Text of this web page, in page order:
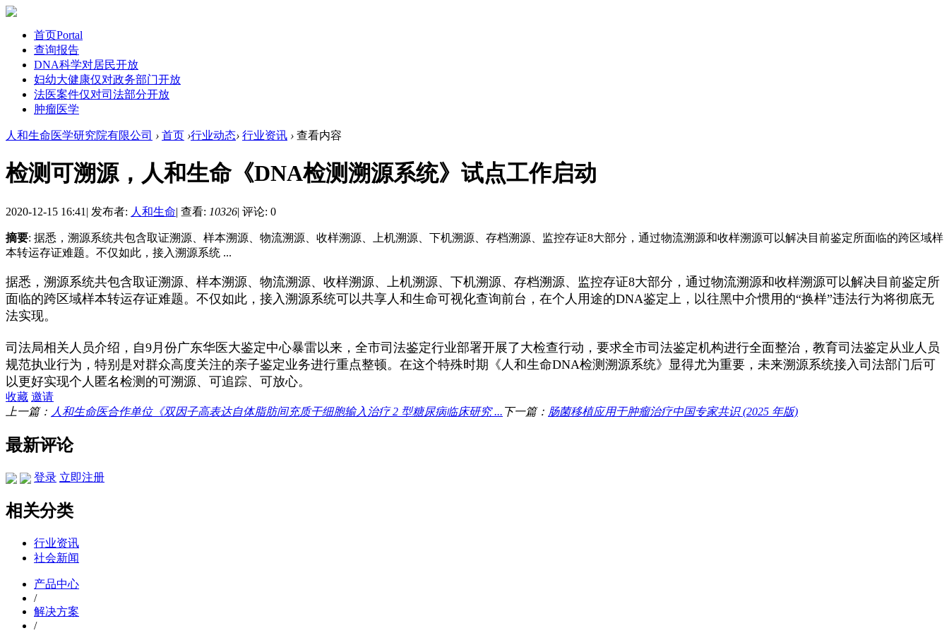
首页Portal
查询报告
DNA科学对居民开放
妇幼大健康仅对政务部门开放
法医案件仅对司法部分开放
肿瘤医学
人和生命医学研究院有限公司 › 首页 ›行业动态› 行业资讯 › 查看内容
检测可溯源，人和生命《DNA检测溯源系统》试点工作启动
2020-12-15 16:41 | 发布者: 人和生命| 查看: 10326| 评论: 0
摘要: 据悉，溯源系统共包含取证溯源、样本溯源、物流溯源、收样溯源、上机溯源、下机溯源、存档溯源、监控存证8大部分，通过物流溯源和收样溯源可以解决目前鉴定所面临的跨区域样
本转运存证难题。不仅如此，接入溯源系统 ...
据悉，溯源系统共包含取证溯源、样本溯源、物流溯源、收样溯源、上机溯源、下机溯源、存档溯源、监控存证8大部分，通过物流溯源和收样溯源可以解决目前鉴定所
面临的跨区域样本转运存证难题。不仅如此，接入溯源系统可以共享人和生命可视化查询前台，在个人用途的DNA鉴定上，以往黑中介惯用的“换样”违法行为将彻底无
法实现。
司法局相关人员介绍，自9 月份广东华医大鉴定中心暴雷以来，全市司法鉴定行业部署开展了大检查行动，要求全市司法鉴定机构进行全面整治，教育司法鉴定从业人员
规范执业行为，特别是对群众高度关注的亲子鉴定业务进行重点整顿。在这个特殊时期《人和生命DNA检测溯源系统》显得尤为重要，未来溯源系统接入司法部门后可
以更好实现个人匿名检测的可溯源、可追踪、可放心。
收藏 邀请
上一篇： 人和生命医合作单位《双因子高表达自体脂肪间充质干细胞输入治疗 2 型糖尿病临床研究 ... 下一篇： 肠菌移植应用于肿瘤治疗中国专家共识 (2025 年版)
最新评论
登录 立即注册
相关分类
行业资讯
社会新闻
产品中心
/
解决方案
/